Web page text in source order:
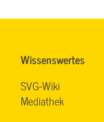
Wissenswertes
SVG-Wiki
Mediathek